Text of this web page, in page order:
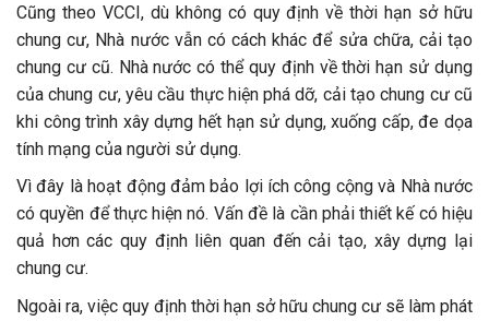
Cũng theo VCCI, dù không có quy định về thời hạn sở hữu
chung cư, Nhà nước vẫn có cách khác để sửa chữa, cải tạo
chung cư cũ. Nhà nước có thể quy định về thời hạn sử dụng
của chung cư, yêu cầu thực hiện phá dỡ, cải tạo chung cư cũ
khi công trình xây dựng hết hạn sử dụng, xuống cấp, đe dọa
tính mạng của người sử dụng.
Vì đây là hoạt động đảm bảo lợi ích công cộng và Nhà nước
có quyền để thực hiện nó. Vấn đề là cần phải thiết kế có hiệu
quả hơn các quy định liên quan đến cải tạo, xây dựng lại
chung cư.
Ngoài ra, việc quy định thời hạn sở hữu chung cư sẽ làm phát